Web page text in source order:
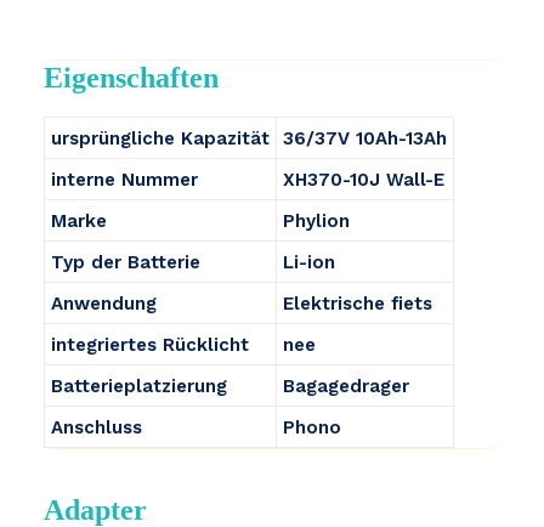
Eigenschaften
ursprüngliche Kapazität
36/37V 10Ah-13Ah
interne Nummer
XH370-10J Wall-E
Marke
Phylion
Typ der Batterie
Li-ion
Anwendung
Elektrische fiets
integriertes Rücklicht
nee
Batterieplatzierung
Bagagedrager
Anschluss
Phono
Adapter